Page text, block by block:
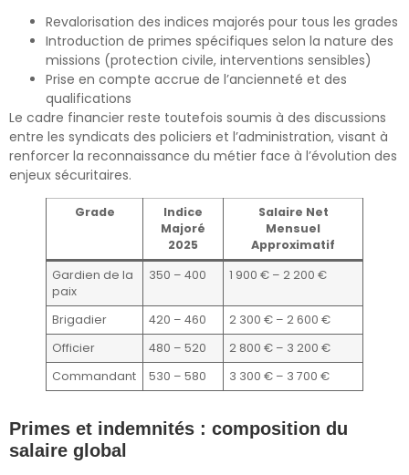
Revalorisation des indices majorés pour tous les grades
Introduction de primes spécifiques selon la nature des
missions (protection civile, interventions sensibles)
Prise en compte accrue de l’ancienneté et des
qualifications
Le cadre financier reste toutefois soumis à des discussions
entre les syndicats des policiers et l’administration, visant à
renforcer la reconnaissance du métier face à l’évolution des
enjeux sécuritaires.
Grade
Indice
Majoré
2025
Salaire Net
Mensuel
Approximatif
Gardien de la
paix
350 – 400 1 900 € – 2 200 €
Brigadier 420 – 460
2 300 € – 2 600 €
Officier
480 – 520
2 800 € – 3 200 €
Commandant
530 – 580 3 300 € – 3 700 €
Primes et indemnités : composition du
salaire global